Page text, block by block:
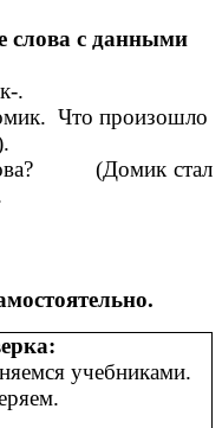
слова с данными
.
Что произошло
(Домик стал
учебниками.